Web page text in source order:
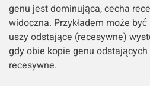
genu jest dominująca, cecha
widoczna. Przykładem może być
uszy odstające (recesywne)
gdy obie kopie genu
recesywne.